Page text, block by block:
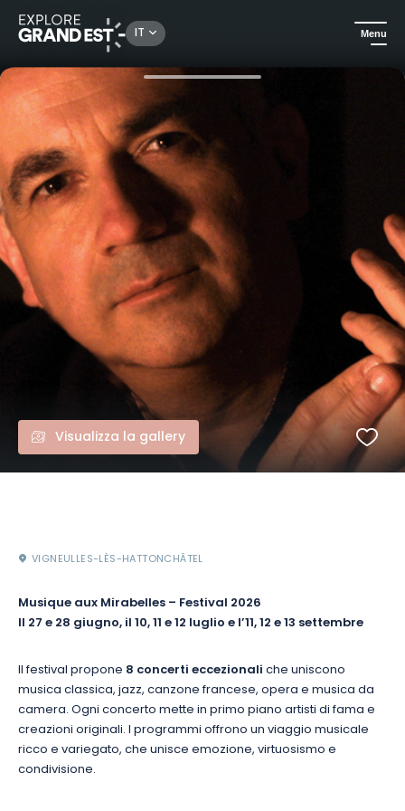
IT Menu
Arte e cultura Festival "Musique aux Mirabelles" - 8 concerti straordinari
Visualizza la gallery
VIGNEULLES-LÈS-HATTONCHÂTEL
Musique aux Mirabelles – Festival 2026
Il 27 e 28 giugno, il 10, 11 e 12 luglio e l’11, 12 e 13 settembre
Il festival propone 8 concerti eccezionaliche uniscono
musica classica, jazz, canzone francese, opera e musica da
camera. Ogni concerto mette in primo piano artisti di fama e
creazioni originali. I programmi offrono un viaggio musicale
ricco e variegato, che unisce emozione, virtuosismo e
condivisione.